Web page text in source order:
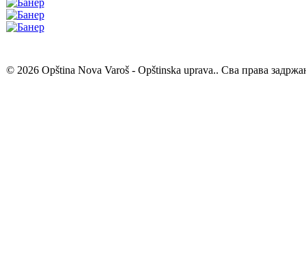
© 2026 Opština Nova Varoš - Opštinska uprava.. Сва права